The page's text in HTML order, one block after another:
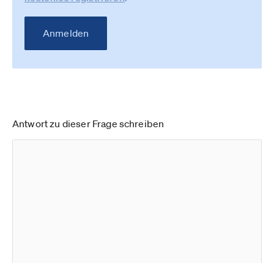
Anmelden
Antwort zu dieser Frage schreiben